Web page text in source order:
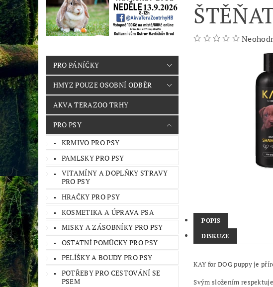
PRO PÁNÍČKY
HMYZ POUZE OSOBNÍ ODBĚR
AKVA TERAZOO TRHY
PRO PSY
KRMIVO PRO PSY
PAMLSKY PRO PSY
VITAMÍNY A DOPLŇKY STRAVY
PRO PSY
HRAČKY PRO PSY
KOSMETIKA A ÚPRAVA PSA
MISKY A ZÁSOBNÍKY PRO PSY
OSTATNÍ POMŮCKY PRO PSY
PELÍŠKY A BOUDY PRO PSY
POTŘEBY PRO CESTOVÁNÍ SE
PSEM
POPIS
DISKUZE
KAY for DOG puppy je
Svým složením